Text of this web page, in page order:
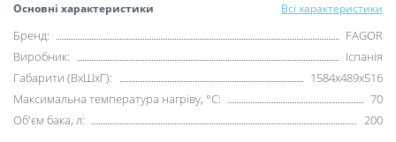
Основні характеристики Всі характеристики
Бренд:
FAGOR
Виробник:
Іспанія
Габарити (ВхШхГ):
1584х489х516
Максимальна температура нагріву, °С:
70
Об'єм бака, л:
200